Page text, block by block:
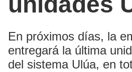
En próximos días, la
entregará la última
del sistema Ulúa, en